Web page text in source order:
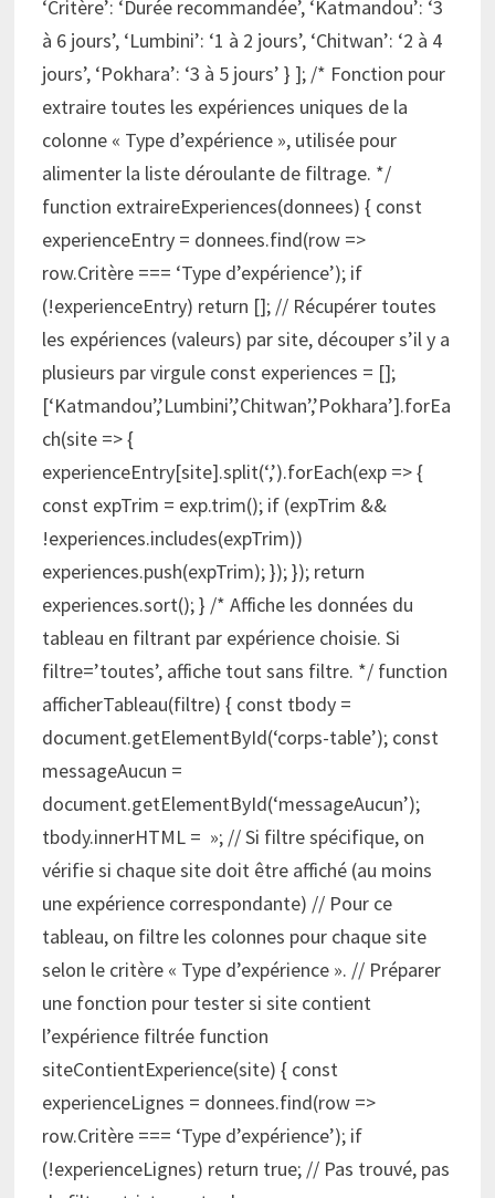
‘Critère’: ‘Durée recommandée’, ‘Katmandou’: ‘3
à 6 jours’, ‘Lumbini’: ‘1 à 2 jours’, ‘Chitwan’: ‘2 à 4
jours’, ‘Pokhara’: ‘3 à 5 jours’ } ]; /* Fonction pour
extraire toutes les expériences uniques de la
colonne « Type d’expérience », utilisée pour
alimenter la liste déroulante de filtrage. */
function extraireExperiences(donnees) { const
experienceEntry = donnees.find(row =>
row.Critère === ‘Type d’expérience’); if
(!experienceEntry) return []; // Récupérer toutes
les expériences (valeurs) par site, découper s’il y a
plusieurs par virgule const experiences = [];
[‘Katmandou’,’Lumbini’,’Chitwan’,’Pokhara’].forEa
ch(site => {
experienceEntry[site].split(‘,’).forEach(exp => {
const expTrim = exp.trim(); if (expTrim &&
!experiences.includes(expTrim))
experiences.push(expTrim); }); }); return
experiences.sort(); } /* Affiche les données du
tableau en filtrant par expérience choisie. Si
filtre=’toutes’, affiche tout sans filtre. */ function
afficherTableau(filtre) { const tbody =
document.getElementById(‘corps-table’); const
messageAucun =
document.getElementById(‘messageAucun’);
tbody.innerHTML = »; // Si filtre spécifique, on
vérifie si chaque site doit être affiché (au moins
une expérience correspondante) // Pour ce
tableau, on filtre les colonnes pour chaque site
selon le critère « Type d’expérience ». // Préparer
une fonction pour tester si site contient
l’expérience filtrée function
siteContientExperience(site) { const
experienceLignes = donnees.find(row =>
row.Critère === ‘Type d’expérience’); if
(!experienceLignes) return true; // Pas trouvé, pas